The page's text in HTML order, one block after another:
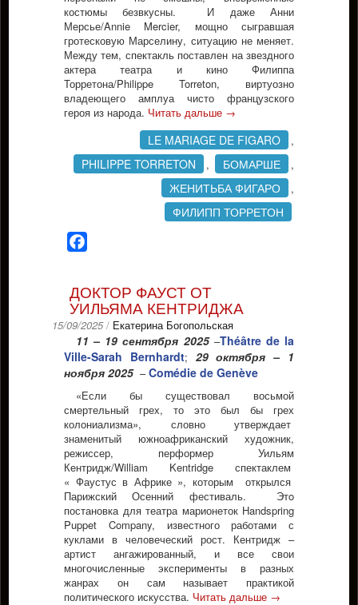
костюмы безвкусны. И даже Анни
Мерсье/Annie Mercier, мощно сыгравшая
гротесковую Марселину, ситуацию не меняет.
Между тем, спектакль поставлен на звездного
актера театра и кино Филиппа
Торретона/Philippe Torreton, виртуозно
владеющего амплуа чисто французского
героя из народа. Читать дальше →
LE MARIAGE DE FIGARO ,
PHILIPPE TORRETON , БОМАРШЕ ,
ЖЕНИТЬБА ФИГАРО ,
ФИЛИПП ТОРРЕТОН
ДОКТОР ФАУСТ ОТ
УИЛЬЯМА КЕНТРИДЖА
15/09/2025 / Екатерина Богопольская
11 – 19 сентября 2025–Théâtre de la
Ville-Sarah Bernhardt; 29 октября – 1
ноября 2025–Comédie de Genève
«Если бы существовал восьмой
смертельный грех, то это был бы грех
колониализма», словно утверждает
знаменитый южноафриканский художник,
режиссер, перформер Уильям
Кентридж/William Kentridge спектаклем
« Фаустус в Африке », которым открылся
Парижский Осенний фестиваль. Этo
постановка для театра марионеток Handspring
Puppet Company, известного работами с
куклами в человеческий рост. Кентридж –
артист ангажированный, и все свои
многочисленные эксперименты в разных
жанрах он сам называет практикой
политического искусства. Читать дальше →